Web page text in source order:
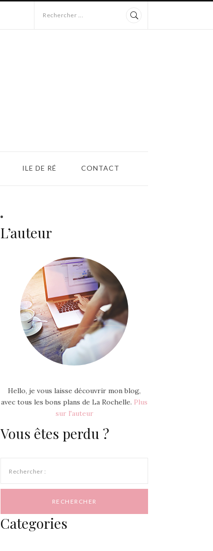
Rechercher ...
ILE DE RÉ CONTACT
L’auteur
Hello, je vous laisse découvrir mon blog,
avec tous les bons plans de La Rochelle. Plus
sur l'auteur
Vous êtes perdu ?
Rechercher :
Categories